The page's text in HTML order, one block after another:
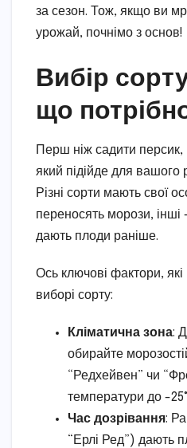
за сезон. Тож, якщо ви
урожай, почнімо з основ!
Вибір
що
Перш ніж садити
який підійде для вашого
Різні сорти мають свої
переносять морози, інші
дають плоди раніше.
Ось ключові фактори,
виборі сорту:
Кліматична зона:
обирайте
“Редхейвен” чи
температури до -
Час дозрівання:
“Ерлі Ред”) дають